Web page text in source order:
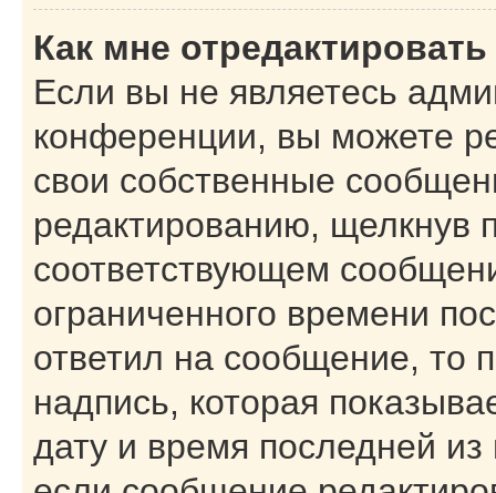
Как мне
Если вы не являетесь
конференции, вы можете
свои собственные
редактированию, щелкнув
соответствующем
ограниченного времени
ответил на сообщение, то
надпись, которая
дату и время последней